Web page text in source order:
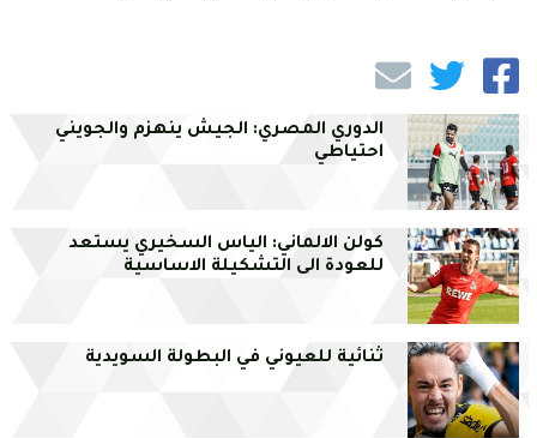
الدوري المصري: الجيش ينهزم والجويني
احتياطي
كولن الالماني: الياس السخيري يستعد
للعودة الى التشكيلة الاساسية
ثنائية للعيوني في البطولة السويدية